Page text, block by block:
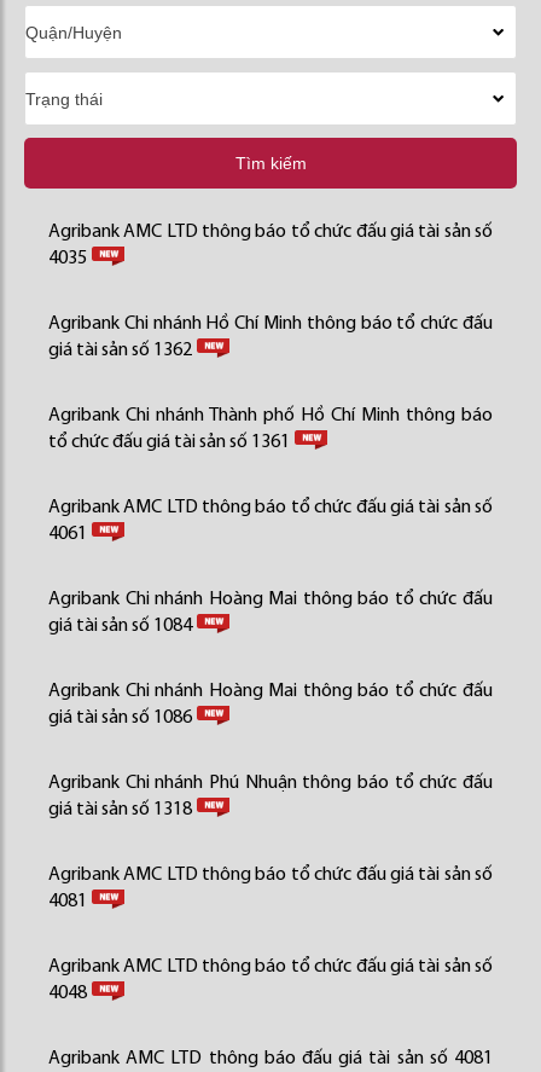
Tìm kiếm
Agribank AMC LTD thông báo tổ chức đấu giá tài sản số
4035
Agribank Chi nhánh Hồ Chí Minh thông báo tổ chức đấu
giá tài sản số 1362
Agribank Chi nhánh Thành phố Hồ Chí Minh thông báo
tổ chức đấu giá tài sản số 1361
Agribank AMC LTD thông báo tổ chức đấu giá tài sản số
4061
Agribank Chi nhánh Hoàng Mai thông báo tổ chức đấu
giá tài sản số 1084
Agribank Chi nhánh Hoàng Mai thông báo tổ chức đấu
giá tài sản số 1086
Agribank Chi nhánh Phú Nhuận thông báo tổ chức đấu
giá tài sản số 1318
Agribank AMC LTD thông báo tổ chức đấu giá tài sản số
4081
Agribank AMC LTD thông báo tổ chức đấu giá tài sản số
4048
Agribank AMC LTD thông báo đấu giá tài sản số 4081